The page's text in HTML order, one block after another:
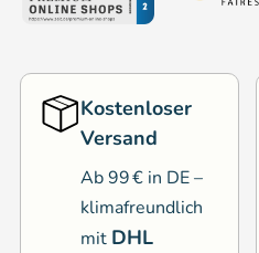
Kostenloser
Versand
Ab 99 € in DE –
klimafreundlich
mit DHL